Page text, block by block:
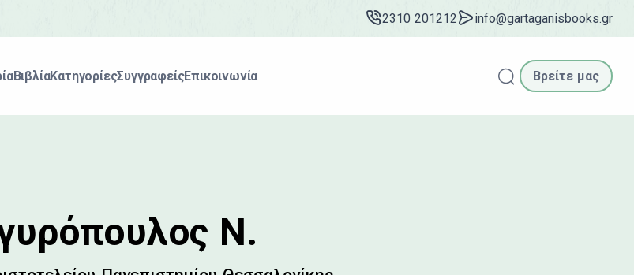
2310 201212 info@gartaganisbooks.gr
ΒιβλίαΚατηγορίεςΣυγγραφείςΕπικοινωνία
Αναζήτηση
Βρείτε μας
Ν.